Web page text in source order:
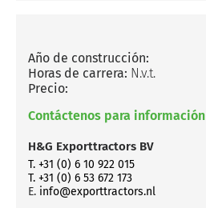
Año de construcción:
Horas de carrera: N.v.t.
Precio:
Contáctenos para información
H&G Exporttractors BV
T. +31 (0) 6 10 922 015
T. +31 (0) 6 53 672 173
E. info@exporttractors.nl